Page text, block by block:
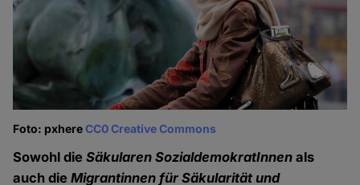
Foto: pxhereCC0 Creative Commons
Sowohl dieSäkularen SozialdemokratInnen als
auch dieMigrantinnen für Säkularität und